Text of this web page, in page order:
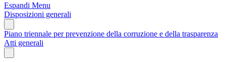
Espandi Menu
Disposizioni generali
Piano triennale per prevenzione della corruzione e della trasparenza
Atti generali